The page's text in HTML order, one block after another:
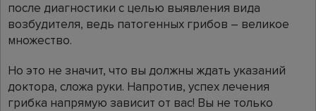
после диагностики с целью выявления вида
возбудителя, ведь патогенных грибов – великое
множество.
Но это не значит, что вы должны ждать указаний
доктора, сложа руки. Напротив, успех лечения
грибка напрямую зависит от вас! Вы не только